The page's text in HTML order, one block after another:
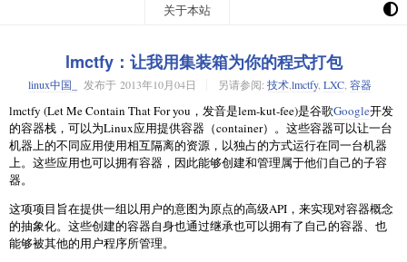
关于本站
lmctfy：让我用集装箱为你的程式打包
linux中国_ 发布于 2013年10月04日 另请参阅: 技术lmctfy, LXC 容器
lmctfy (Let Me Contain That For you，发音是lem-kut-fee)是谷歌Google开发
的容器栈，可以为Linux应用提供容器（container）。这些容器可以让一台
机器上的不同应用使用相互隔离的资源，以独占的方式运行在同一台机器
上。这些应用也可以拥有容器，因此能够创建和管理属于他们自己的子容
器。
这项项目旨在提供一组以用户的意图为原点的高级API，来实现对容器概念
的抽象化。这些创建的容器自身也通过继承也可以拥有了自己的容器、也
能够被其他的用户程序所管理。